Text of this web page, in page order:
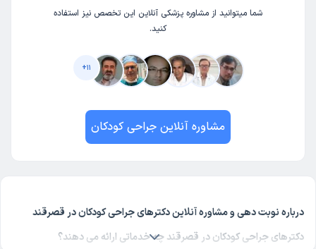
شما میتوانید از مشاوره پزشکی آنلاین این تخصص نیز استفاده
کنید.
11
+
مشاوره آنلاین جراحی کودکان
درباره نوبت دهی و مشاوره آنلاین دکترهای جراحی کودکان در قصرقند
دکترهای جراحی کودکان در قصرقند چه خدماتی ارائه می دهند؟